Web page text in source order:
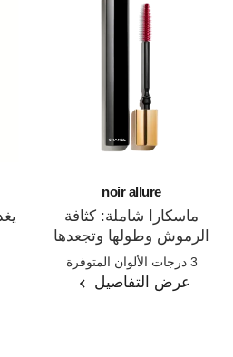
noir allure
ماسكارا شاملة: كثافة
الرموش وطولها وتجعدها
وتحديدها
المرجع 190010
3 درجات الألوان المتوفرة
عرض التفاصيل